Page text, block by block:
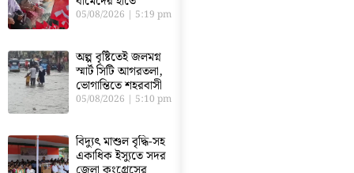
05/08/2026 5:19 pm
অল্প বৃষ্টিতেই জলমগ্ন
স্মার্ট সিটি আগরতলা,
ভোগান্তিতে শহরবাসী
05/08/2026 5:10 pm
বিদ্যুৎ মাশুল বৃদ্ধি-সহ
একাধিক ইস্যুতে সদর